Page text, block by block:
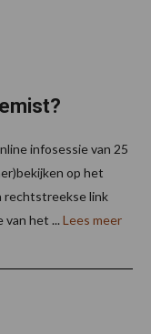
infosessie van 25
op het
rechtstreekse link
van het ... Lees meer